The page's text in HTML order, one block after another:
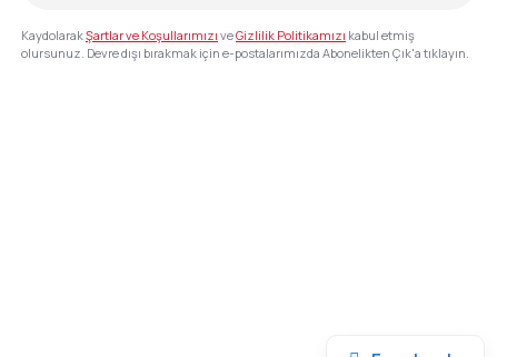
KaydolarakŞartlar ve Koşullarımızı veGizlilik Politikamızı kabul etmiş
olursunuz. Devre dışı bırakmak için e-postalarımızda Abonelikten Çık'a tıklayın.